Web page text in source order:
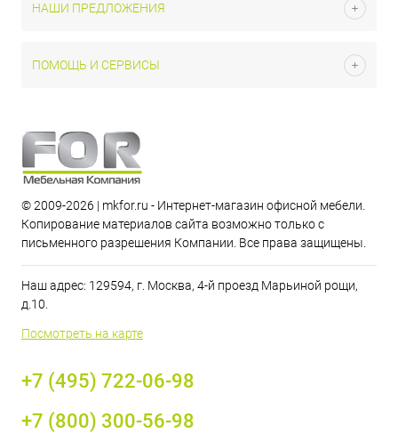
НАШИ ПРЕДЛОЖЕНИЯ
ПОМОЩЬ И СЕРВИСЫ
© 2009-2026 | mkfor.ru - Интернет-магазин офисной мебели.
Копирование материалов сайта возможно только с
письменного разрешения Компании. Все права защищены.
Наш адрес: 129594, г. Москва, 4-й проезд Марьиной рощи,
д.10.
Посмотреть на карте
+7 (495) 722-06-98
+7 (800) 300-56-98